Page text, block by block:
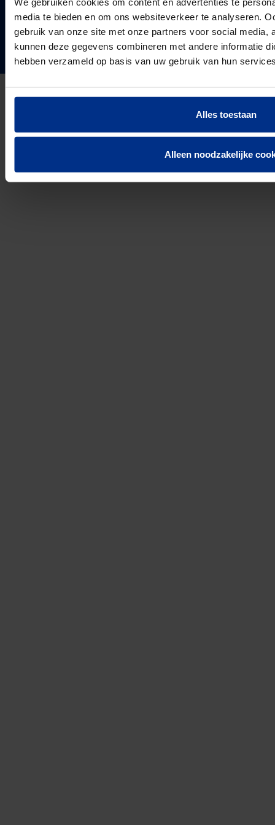
media te bieden en om ons websiteverkeer te analyseren.
gebruik van onze site met onze partners voor social media,
kunnen deze gegevens combineren met andere informatie
hebben verzameld op basis van uw gebruik van hun
Alles toestaan
Alleen noodzakelijke
24 Landen in Europa
3037 Werknemers van Pipelife
691.392
Projecten & Nieuws
Vacatures
Contact
VOLG ONS
Privacyverklaring Cookie Informatie Disclaimer